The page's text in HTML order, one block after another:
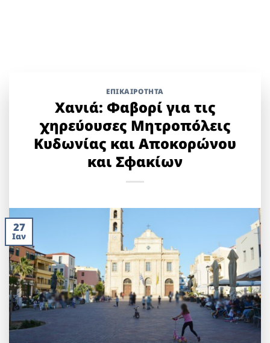
ΕΠΙΚΑΙΡΟΤΗΤΑ
Χανιά: Φαβορί για τις
χηρεύουσες Μητροπόλεις
Κυδωνίας και Αποκορώνου
και Σφακίων
27
Ιαν